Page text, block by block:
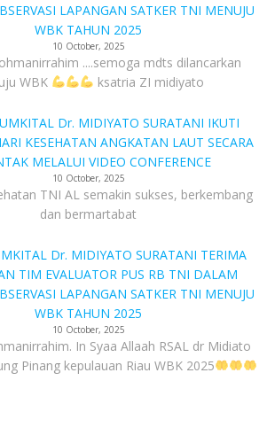
LAPANGAN SATKER TNI MENUJU
WBK TAHUN 2025
10 October, 2025
....semoga mdts dilancarkan
WBK
ksatria ZI midiyato
Dr. MIDIYATO SURATANI IKUTI
KESEHATAN ANGKATAN LAUT SECARA
MELALUI VIDEO CONFERENCE
10 October, 2025
TNI AL semakin sukses, berkembang
dan bermartabat
Dr. MIDIYATO SURATANI TERIMA
TIM EVALUATOR PUS RB TNI DALAM
LAPANGAN SATKER TNI MENUJU
WBK TAHUN 2025
10 October, 2025
In Syaa Allaah RSAL dr Midiato
Pinang kepulauan Riau WBK 2025